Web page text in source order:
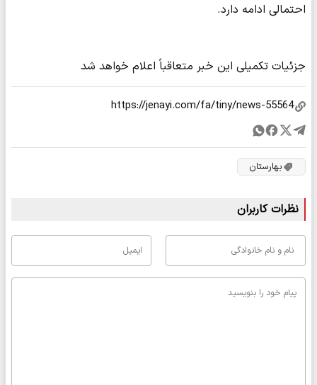
احتمالی ادامه دارد.
جزئیات تکمیلی این خبر متعاقباً اعلام خواهد شد
بهارستان
نظرات کاربران